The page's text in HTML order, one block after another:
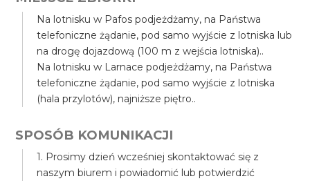
Na lotnisku w Pafos podjeżdżamy, na Państwa
telefoniczne żądanie, pod samo wyjście z lotniska lub
na drogę dojazdową (100 m z wejścia lotniska)..
Na lotnisku w Larnace podjeżdżamy, na Państwa
telefoniczne żądanie, pod samo wyjście z lotniska
(hala przylotów), najniższe piętro..
SPOSÓB KOMUNIKACJI
1. Prosimy dzień wcześniej skontaktować się z
naszym biurem i powiadomić lub potwierdzić